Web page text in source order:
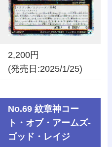
2,200円
(発売日:2025/1/25)
No.69 紋章神コー
ト・オブ・アームズ-
ゴッド・レイジ